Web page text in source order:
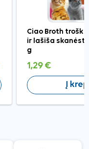
Ciao Broth
ir lašiša
g
1,29 €
Į